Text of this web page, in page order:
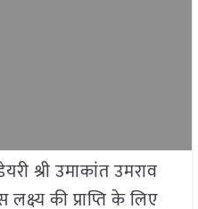
श्री उमाकांत उमराव
लक्ष्य की प्राप्ति के लिए